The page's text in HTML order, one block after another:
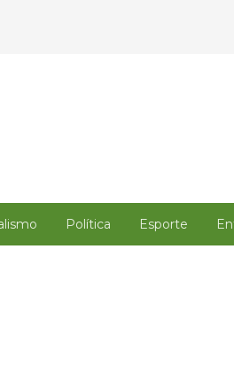
Política Esporte